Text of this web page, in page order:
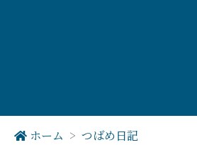
ホーム つばめ日記